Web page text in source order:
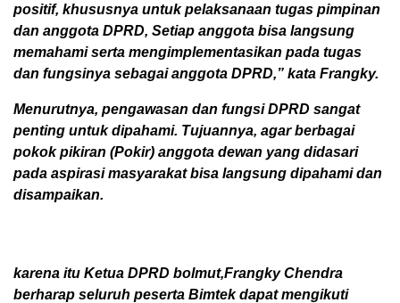
positif, khususnya untuk pelaksanaan tugas pimpinan
dan anggota DPRD, Setiap anggota bisa langsung
memahami serta mengimplementasikan pada tugas
dan fungsinya sebagai anggota DPRD,” kata Frangky.
Menurutnya, pengawasan dan fungsi DPRD sangat
penting untuk dipahami. Tujuannya, agar berbagai
pokok pikiran (Pokir) anggota dewan yang didasari
pada aspirasi masyarakat bisa langsung dipahami dan
disampaikan.
karena itu Ketua DPRD bolmut,Frangky Chendra
berharap seluruh peserta Bimtek dapat mengikuti